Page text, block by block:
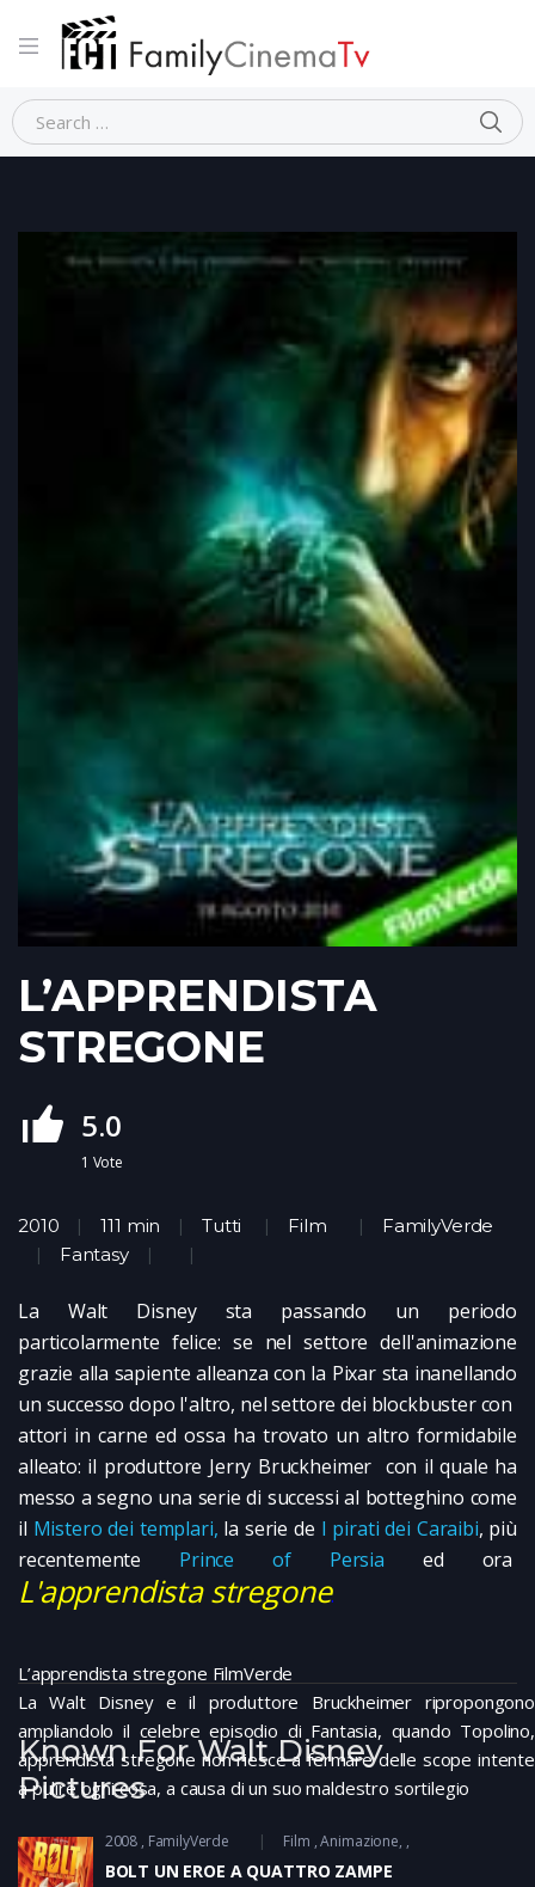
Home Fantasy
L’APPRENDISTA
STREGONE
5.0
1 Vote
2010 111 min Tutti Film
FamilyVerde
Fantasy
La Walt Disney sta passando un periodo
particolarmente felice: se nel settore dell'animazione
grazie alla sapiente alleanza con la Pixar sta inanellando
un successo dopo l'altro, nel settore dei blockbuster con
attori in carne ed ossa ha trovato un altro formidabile
alleato: il produttore Jerry Bruckheimer con il quale ha
messo a segno una serie di successi al botteghino come
il Mistero dei templari, la serie de I pirati dei Caraibi, più
recentemente Prince of Persia ed ora
L'apprendista stregone.
L’apprendista stregone FilmVerde
La Walt Disney e il produttore Bruckheimer ripropongono
ampliandolo il celebre episodio di Fantasia, quando Topolino,
apprendista stregone non riesce a fermare delle scope intente
a pulire ogni cosa, a causa di un suo maldestro sortilegio
Known For Walt Disney
Pictures
2008 FamilyVerde Film Animazione
BOLT UN EROE A QUATTRO ZAMPE